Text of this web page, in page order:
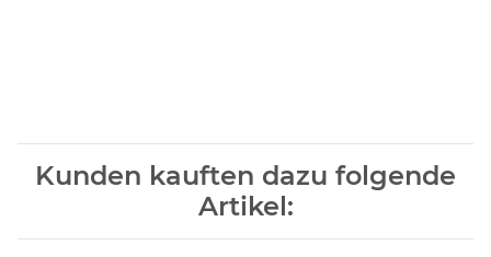
Kunden kauften dazu folgende
Artikel: